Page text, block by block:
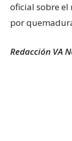
oficial sobre el
por
Redacción VA